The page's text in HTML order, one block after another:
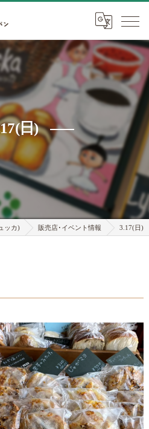
日)
ッカ) 販売店･イベント情報 3.17(日)